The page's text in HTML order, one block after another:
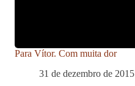
Para Vítor. Com muita dor
31 de dezembro de 2015